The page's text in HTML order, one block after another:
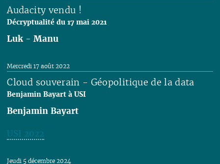
Audacity vendu !
Décryptualité du 17 mai 2021
Luk-Manu
Lire
Cloud souverain - Géopolitique de la data
Benjamin Bayart à USI
Mercredi 17 août 2022
Benjamin Bayart
USI 2022
Lire
Jeudi 5 décembre 2024